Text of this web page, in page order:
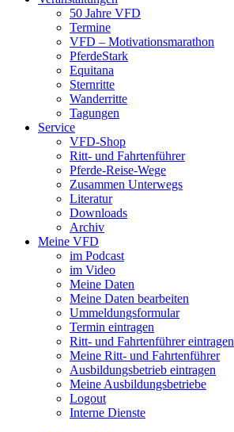
50 Jahre VFD
Termine
VFD – Motivationsmarathon
PferdeStark
Equitana
Sternritte
Wanderritte
Tagungen
Service
VFD-Shop
Ritt- und Fahrtenführer
Pferde-Reise-Wege
Zusammen Unterwegs
Literatur
Downloads
Archiv
Meine VFD
im Podcast
im Video
Meine Daten
Meine Daten bearbeiten
Ummeldungsformular
Termin eintragen
Ritt- und Fahrtenführer eintragen
Meine Ritt- und Fahrtenführer
Ausbildungsbetrieb eintragen
Meine Ausbildungsbetriebe
Logout
Interne Dienste